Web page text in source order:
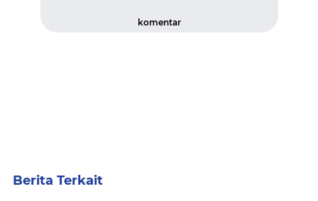
komentar
Berita Terkait